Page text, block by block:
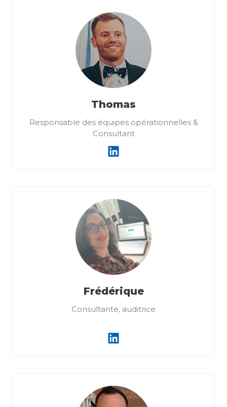
Thomas
Responsable des équipes opérationnelles &
Consultant
Frédérique
Consultante, auditrice